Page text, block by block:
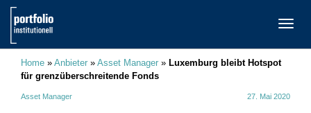
Home » Anbieter » Asset Manager » Luxemburg bleibt Hotspot
für grenzüberschreitende Fonds
Asset Manager 27. Mai 2020